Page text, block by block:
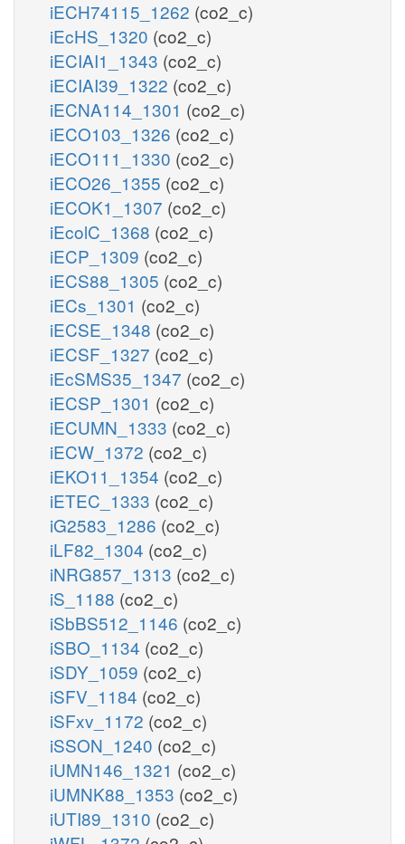
iECH74115_1262 (co2_c)
iEcHS_1320 (co2_c)
iECIAI1_1343 (co2_c)
iECIAI39_1322 (co2_c)
iECNA114_1301 (co2_c)
iECO103_1326 (co2_c)
iECO111_1330 (co2_c)
iECO26_1355 (co2_c)
iECOK1_1307 (co2_c)
iEcolC_1368 (co2_c)
iECP_1309 (co2_c)
iECS88_1305 (co2_c)
iECs_1301 (co2_c)
iECSE_1348 (co2_c)
iECSF_1327 (co2_c)
iEcSMS35_1347 (co2_c)
iECSP_1301 (co2_c)
iECUMN_1333 (co2_c)
iECW_1372 (co2_c)
iEKO11_1354 (co2_c)
iETEC_1333 (co2_c)
iG2583_1286 (co2_c)
iLF82_1304 (co2_c)
iNRG857_1313 (co2_c)
iS_1188 (co2_c)
iSbBS512_1146 (co2_c)
iSBO_1134 (co2_c)
iSDY_1059 (co2_c)
iSFV_1184 (co2_c)
iSFxv_1172 (co2_c)
iSSON_1240 (co2_c)
iUMN146_1321 (co2_c)
iUMNK88_1353 (co2_c)
iUTI89_1310 (co2_c)